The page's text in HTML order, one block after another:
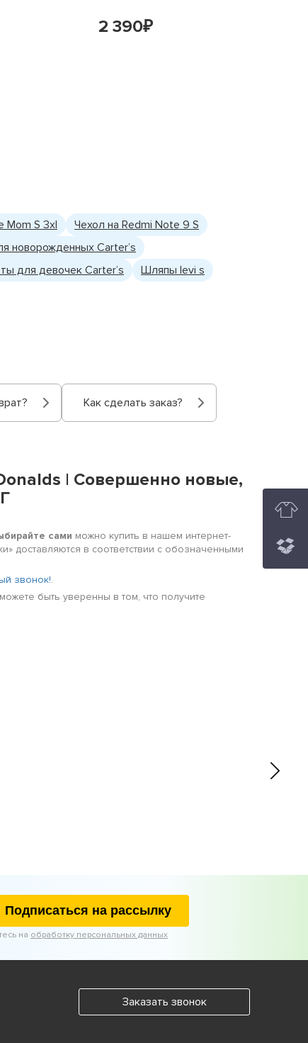
2 390₽
Mom S 3xl
Чехол на Redmi Note 9 S
новорожденных Carter’s
для девочек Carter’s
Шляпы levi s
Как сделать заказ?
| Совершенно новые,
сами можно купить в нашем интернет-
доставляются в соответствии с обозначенными
звонок!.
быть уверенны в том, что получите
Подписаться на рассылку
на обработку персональных данных
Заказать звонок